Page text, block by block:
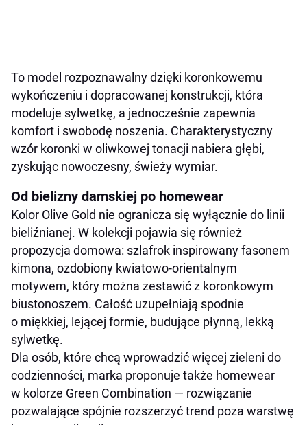
To model rozpoznawalny dzięki koronkowemu
wykończeniu i dopracowanej konstrukcji, która
modeluje sylwetkę, a jednocześnie zapewnia
komfort i swobodę noszenia. Charakterystyczny
wzór koronki w oliwkowej tonacji nabiera głębi,
zyskując nowoczesny, świeży wymiar.
Od bielizny damskiej po homewear
Kolor Olive Gold nie ogranicza się wyłącznie do linii
bieliźnianej. W kolekcji pojawia się również
propozycja domowa: szlafrok inspirowany fasonem
kimona, ozdobiony kwiatowo-orientalnym
motywem, który można zestawić z koronkowym
biustonoszem. Całość uzupełniają spodnie
o miękkiej, lejącej formie, budujące płynną, lekką
sylwetkę.
Dla osób, które chcą wprowadzić więcej zieleni do
codzienności, marka proponuje także homewear
w kolorze Green Combination — rozwiązanie
pozwalające spójnie rozszerzyć trend poza warstwę